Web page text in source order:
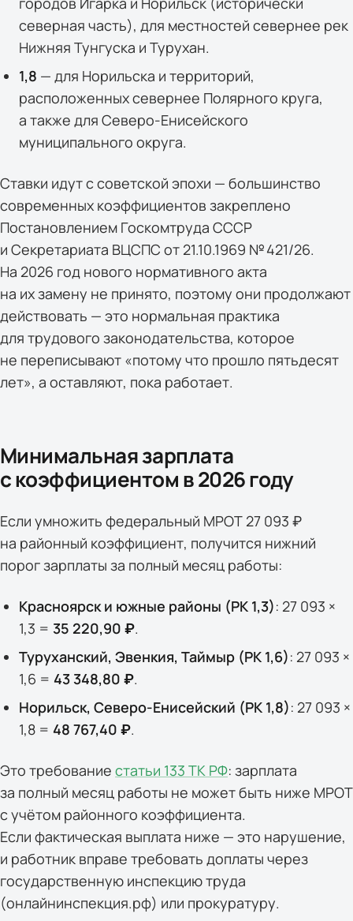
северная часть), для местностей севернее рек
Нижняя Тунгуска и Турухан.
1,8 — для Норильска и территорий,
расположенных севернее Полярного круга,
а также для Северо-Енисейского
муниципального округа.
Ставки идут с советской эпохи — большинство
современных коэффициентов закреплено
Постановлением Госкомтруда СССР
и Секретариата ВЦСПС от 21.10.1969 № 421/26.
На 2026 год нового нормативного акта
на их замену не принято, поэтому они продолжают
действовать — это нормальная практика
для трудового законодательства, которое
не переписывают «потому что прошло пятьдесят
лет», а оставляют, пока работает.
Минимальная зарплата
с коэффициентом в 2026 году
Если умножить федеральный МРОТ 27 093 ₽
на районный коэффициент, получится нижний
порог зарплаты за полный месяц работы:
Красноярск и южные районы (РК 1,3): 27 093 ×
1,3 = 35 220,90 ₽.
Туруханский, Эвенкия, Таймыр (РК 1,6): 27 093 ×
1,6 = 43 348,80 ₽.
Норильск, Северо-Енисейский (РК 1,8): 27 093 ×
1,8 = 48 767,40 ₽.
Это требование статьи 133 ТК РФ: зарплата
за полный месяц работы не может быть ниже МРОТ
с учётом районного коэффициента.
Если фактическая выплата ниже — это нарушение,
и работник вправе требовать доплаты через
государственную инспекцию труда
(онлайнинспекция.рф) или прокуратуру.